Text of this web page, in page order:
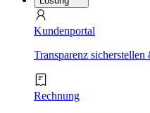
Kundenportal
Transparenz
Rechnung